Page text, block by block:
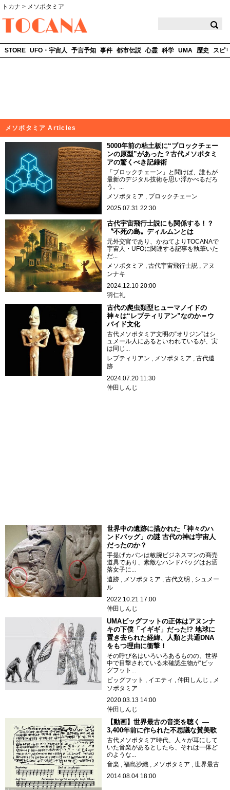
トカナ > メソポタミア
STORE UFO・宇宙人 予言予知 事件 都市伝説 心霊 科学 UMA 歴史 スピ
メソポタミア Articles
5000年前の粘土板に“ブロックチェー
ンの原型”があった？古代メソポタミ
アの驚くべき記録術
「ブロックチェーン」と聞けば、誰もが
最新のデジタル技術を思い浮かべるだろ
う。...
メソポタミア
ブロックチェーン
2025.07.31 22:30
古代宇宙飛行士説にも関係する！？
〝不死の島〟ディルムンとは
元外交官であり、かねてよりTOCANAで
宇宙人・UFOに関連する記事を執筆いた
だ...
メソポタミア
古代宇宙飛行士説
アヌ
ンナキ
2024.12.10 20:00
羽仁礼
古代の爬虫類型ヒューマノイドの
神々は“レプティリアン”なのか＝ウ
バイド文化
古代メソポタミア文明の“オリジン”はシ
ュメール人にあるといわれているが、実
は同じ...
レプティリアン
メソポタミア
古代遺
跡
2024.07.20 11:30
仲田しんじ
世界中の遺跡に描かれた「神々のハ
ンドバッグ」の謎 古代の神は宇宙人
だったのか？
手提げカバンは敏腕ビジネスマンの商売
道具であり、素敵なハンドバッグはお洒
落女子に...
遺跡
メソポタミア 古代文明
シュメー
ル
2022.10.21 17:00
仲田しんじ
UMAビッグフットの正体はアヌンナ
キの下僕「イギギ」だった!? 地球に
置き去られた経緯、人類と共通DNA
をもつ理由に衝撃！
その呼び名はいろいろあるものの、世界
中で目撃されている未確認生物が“ビッ
グフット...
ビッグフット
イエティ 仲田しんじ
メ
ソポタミア
2020.03.13 14:00
仲田しんじ
【動画】世界最古の音楽を聴く ―
3,400年前に作られた不思議な賛美歌
古代メソポタミア時代、人々が耳にして
いた音楽があるとしたら、それは一体ど
のような...
音楽
福島沙織 メソポタミア
世界最古
2014.08.04 18:00